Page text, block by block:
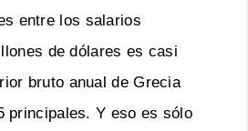
entre los salarios
de dólares es casi
bruto anual de Grecia
principales. Y eso es sólo